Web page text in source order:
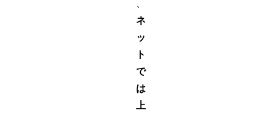
ネ
ッ
ト
で
は
上